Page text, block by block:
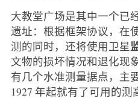
大教堂广场是其中一个已
遗址：根据框架协议，在
测的同时，还将使用卫星
文物的损坏情况和退化现
有几个水准测量据点，主
1927 年起就有了可用的